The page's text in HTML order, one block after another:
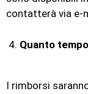
contatterà via e-
Quanto
I rimborsi